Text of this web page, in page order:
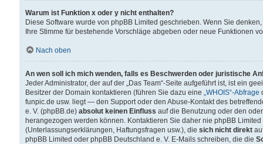
Warum ist Funktion x oder y nicht enthalten?
Diese Software wurde von phpBB Limited geschrieben. Wenn Sie
Ihre Stimme für bestehende Vorschläge abgeben oder neue Funktionen
Nach oben
An wen soll ich mich wenden, falls es Beschwerden oder juristische
Jeder Administrator, der auf der „Das Team“-Seite aufgeführt ist, ist ein
Besitzer der Domain kontaktieren (führen Sie dazu eine „WHOIS“-Abfrage
funpic.de usw. liegt — den Support oder den Abuse-Kontakt des
e. V. (phpBB.de) absolut keinen Einfluss auf die Benutzung oder den
herangezogen werden können. Kontaktieren Sie daher nie phpBB
(Unterlassungserklärungen, Haftungsfragen usw.), die sich nicht direkt
phpBB Limited oder phpBB Deutschland e. V. E-Mails schreiben, die die